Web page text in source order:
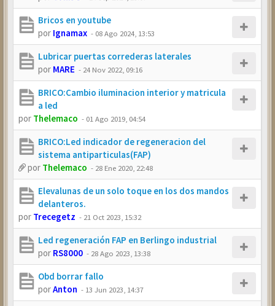
Bricos en youtube
por Ignamax - 08 Ago 2024, 13:53
Lubricar puertas correderas laterales
por MARE - 24 Nov 2022, 09:16
BRICO:Cambio iluminacion interior y matricula
a led
por Thelemaco - 01 Ago 2019, 04:54
BRICO:Led indicador de regeneracion del
sistema antiparticulas(FAP)
por Thelemaco - 28 Ene 2020, 22:48
Elevalunas de un solo toque en los dos mandos
delanteros.
por Trecegetz - 21 Oct 2023, 15:32
Led regeneración FAP en Berlingo industrial
por RS8000 - 28 Ago 2023, 13:38
Obd borrar fallo
porAnton - 13 Jun 2023, 14:37